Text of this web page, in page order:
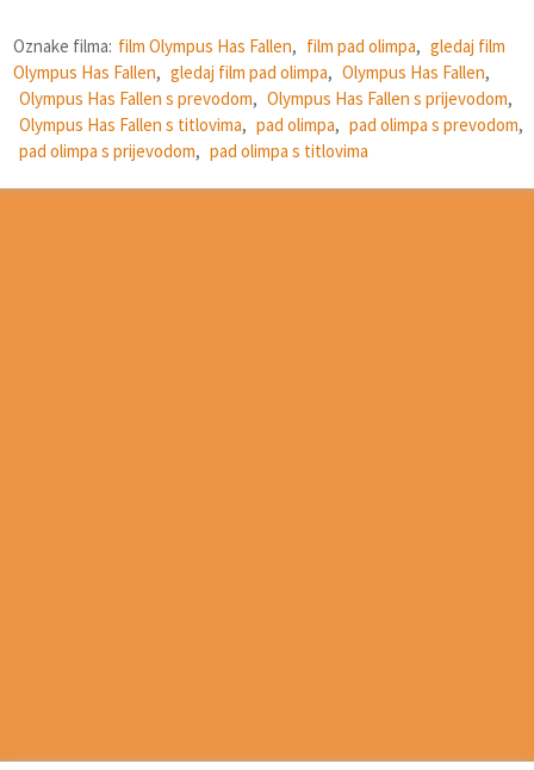
Oznake filma: film Olympus Has Fallen, film pad olimpa, gledaj film
Olympus Has Fallen, gledaj film pad olimpa, Olympus Has Fallen,
Olympus Has Fallen s prevodom, Olympus Has Fallen s prijevodom,
Olympus Has Fallen s titlovima, pad olimpa, pad olimpa s prevodom,
pad olimpa s prijevodom, pad olimpa s titlovima